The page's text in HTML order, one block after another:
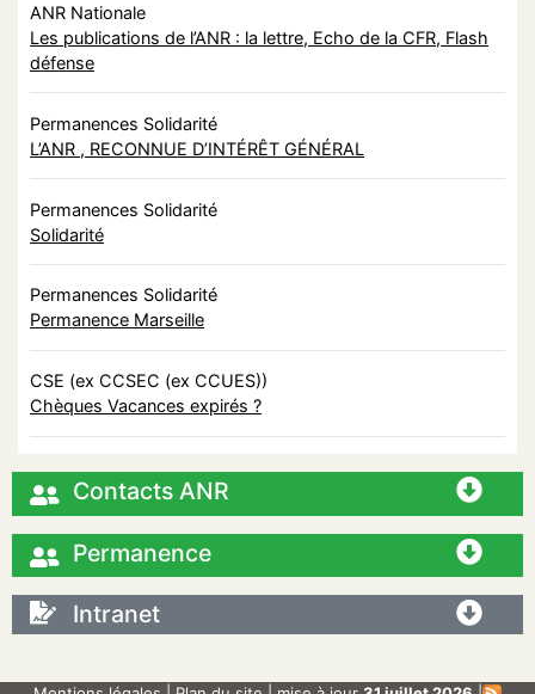
ANR Nationale
Les publications de l’ANR : la lettre, Echo de la CFR, Flash
défense
Permanences Solidarité
L’ANR , RECONNUE D’INTÉRÊT GÉNÉRAL
Permanences Solidarité
Solidarité
Permanences Solidarité
Permanence Marseille
CSE (ex CCSEC (ex CCUES))
Chèques Vacances expirés ?
Contacts ANR
Permanence
Intranet